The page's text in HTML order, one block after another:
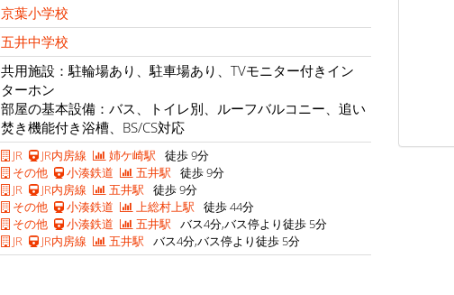
京葉小学校
五井中学校
共用施設：駐輪場あり、駐車場あり、TVモニター付きイン
ターホン
部屋の基本設備：バス、トイレ別、ルーフバルコニー、追い
焚き機能付き浴槽、BS/CS対応
JR JR内房線 姉ケ崎駅 徒歩 9分
その他
小湊鉄道 五井駅 徒歩 9分
JR
JR内房線 五井駅 徒歩 9分
その他
小湊鉄道 上総村上駅 徒歩 44分
その他
小湊鉄道 五井駅 バス4分,バス停より徒歩 5分
JR
JR内房線 五井駅 バス4分,バス停より徒歩 5分